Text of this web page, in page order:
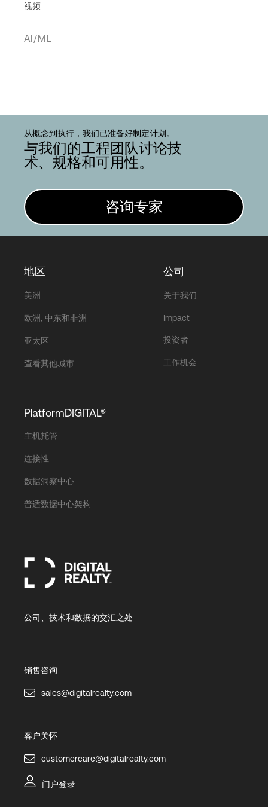
视频
AI/ML
从概念到执行，我们已准备好制定计划。
与我们的工程团队讨论技
术、规格和可用性。
咨询专家
地区
美洲
欧洲, 中东和非洲
亚太区
查看其他城市
公司
关于我们
Impact
投资者
工作机会
PlatformDIGITAL®
主机托管
连接性
数据洞察中心
普适数据中心架构
公司、技术和数据的交汇之处
销售咨询
sales@digitalrealty.com
客户关怀
customercare@digitalrealty.com
门户登录